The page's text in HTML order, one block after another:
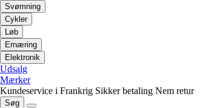
Svømning
Cykler
Løb
Ernæring
Elektronik
Udsalg
Mærker
Kundeservice i Frankrig Sikker betaling Nem retur
Søg